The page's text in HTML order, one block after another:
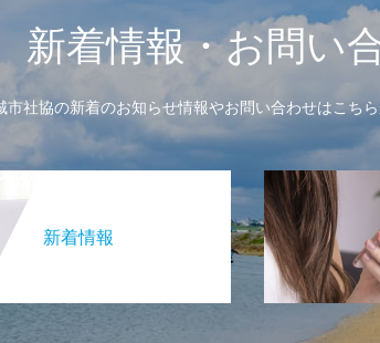
新着情報・お問い
市社協の新着のお知らせ情報やお問い合わせはこちら
新着情報